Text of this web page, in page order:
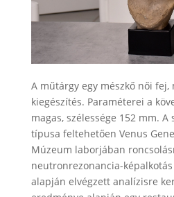
A műtárgy egy mészkő női
kiegészítés. Paraméterei a
magas, szélessége 152 mm.
típusa feltehetően Venus
Múzeum laborjában
neutronrezonancia-
alapján elvégzett analízisre